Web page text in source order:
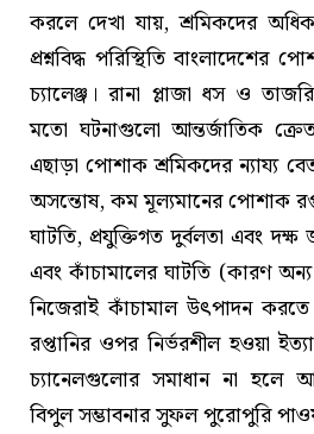
করলে দেখা যায়, শ্রমিকদের
প্রশ্নবিদ্ধ পরিস্থিতি বাংলাদেশের
চ্যালেঞ্জ। রানা প্লাজা ধস ও
মতো ঘটনাগুলো আন্তর্জাতিক
এছাড়া পোশাক শ্রমিকদের ন্যায্য
অসন্তোষ, কম মূল্যমানের পোশাক
ঘাটতি, প্রযুক্তিগত দুর্বলতা এবং
এবং কাঁচামালের ঘাটতি (কারণ
নিজেরাই কাঁচামাল উৎপাদন
রপ্তানির ওপর নির্ভরশীল হওয়া
চ্যানেলগুলোর সমাধান না হলে
বিপুল সম্ভাবনার সুফল পুরোপুরি